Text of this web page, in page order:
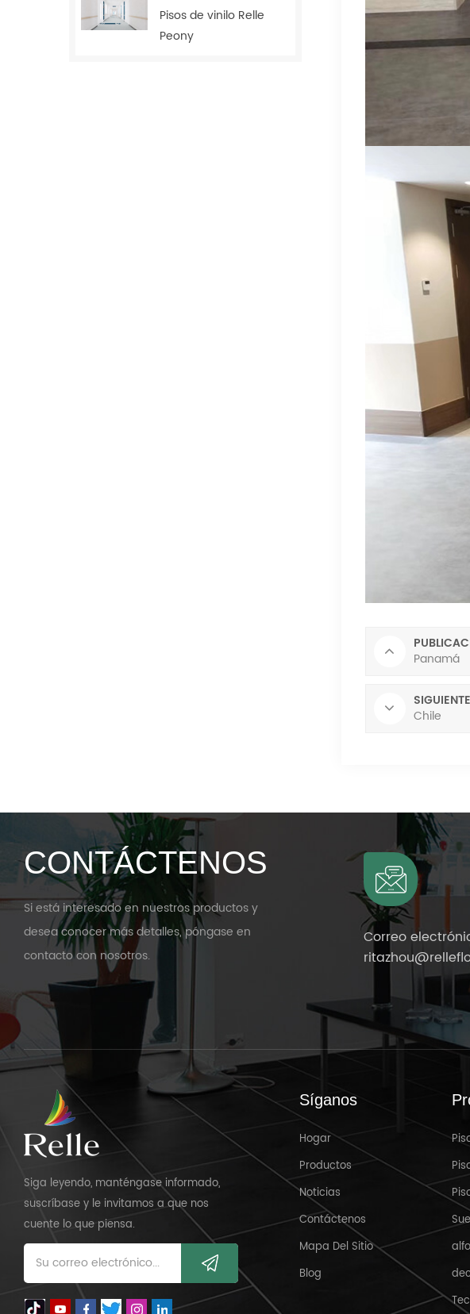
Pisos de vinilo Relle
Peony
Panamá
Chile
CONTÁCTENOS
Si está interesado en nuestros productos y
desea conocer más detalles, póngase en
contacto con nosotros.
Correo
Siga leyendo, manténgase informado,
suscríbase y le invitamos a que nos
cuente lo que piensa.
Síganos
Hogar
Productos
Noticias
Contáctenos
Mapa Del Sitio
Blog